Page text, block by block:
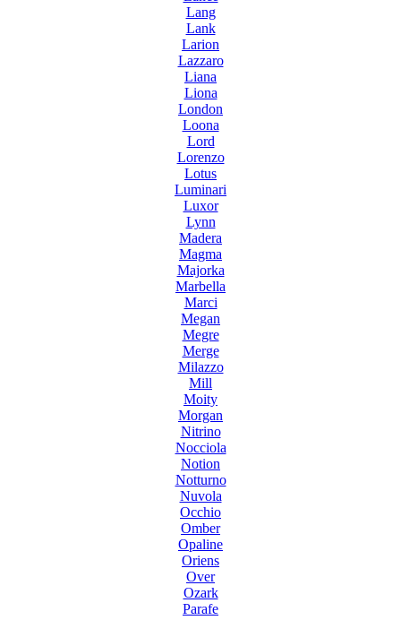
Lang
Lank
Larion
Lazzaro
Liana
Liona
London
Loona
Lord
Lorenzo
Lotus
Luminari
Luxor
Lynn
Madera
Magma
Majorka
Marbella
Marci
Megan
Megre
Merge
Milazzo
Mill
Moity
Morgan
Nitrino
Nocciola
Notion
Notturno
Nuvola
Occhio
Omber
Opaline
Oriens
Over
Ozark
Parafe